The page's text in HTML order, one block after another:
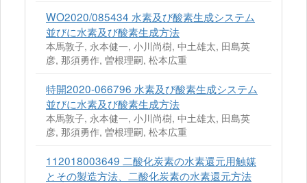
WO2020/085434 水素及び酸素生成システム
並びに水素及び酸素生成方法
本馬敦子, 永本健一, 小川尚樹, 中土雄太, 田島英
彦, 那須勇作, 曽根理嗣, 松本広重
特開2020-066796 水素及び酸素生成システム
並びに水素及び酸素生成方法
本馬敦子, 永本健一, 小川尚樹, 中土雄太, 田島英
彦, 那須勇作, 曽根理嗣, 松本広重
112018003649 二酸化炭素の水素還元用触媒
とその製造方法、二酸化炭素の水素還元方法